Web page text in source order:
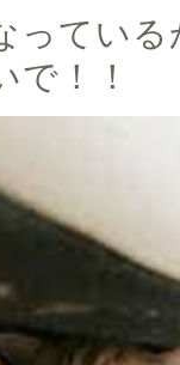
ってい
で！！